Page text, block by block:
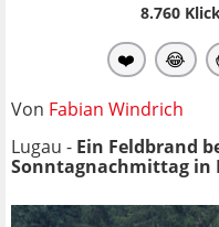
8.760
❤️ 😂
Von Fabian Windrich
Lugau - Ein Feldbrand
Sonntagnachmittag in